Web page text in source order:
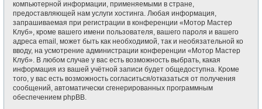
компьютерной информации, применяемыми в стране,
предоставляющей нам услуги хостинга. Любая информация,
запрашиваемая при регистрации в конференции «Мотор Мастер
Клуб», кроме вашего имени пользователя, вашего пароля и вашего
адреса email, может быть как необходимой, так и необязательной ко
вводу, на усмотрение администрации конференции «Мотор Мастер
Клуб». В любом случае у вас есть возможность выбрать, какая
информация из вашей учётной записи будет общедоступна. Кроме
того, у вас есть возможность согласиться/отказаться от получения
сообщений, автоматически сгенерированных программным
обеспечением phpBB.